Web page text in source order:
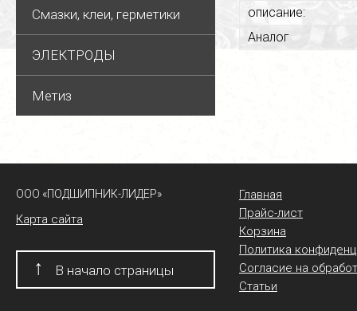
Смазки, клеи, герметики
ЭЛЕКТРОДЫ
Метиз
описание:
Аналог
ООО «ПОДШИПНИК-ЛИДЕР»
Карта сайта
↑ В начало страницы
Главная
Прайс-лист
Корзина
Политика
Согласие на
Статьи